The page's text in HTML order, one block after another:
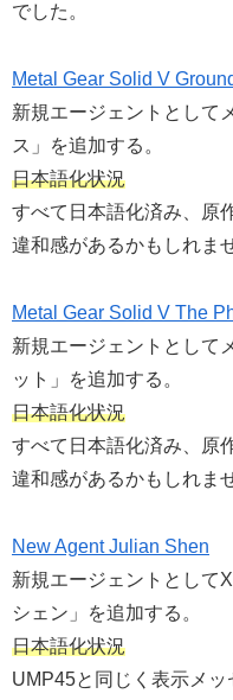
でした。
Metal Gear Solid V
新規エージェントとして
ス」を追加する。
日本語化状況
すべて日本語化済み、原
違和感があるかもしれま
Metal Gear Solid V The
新規エージェントとして
ット」を追加する。
日本語化状況
すべて日本語化済み、原
違和感があるかもしれま
New Agent Julian Shen
新規エージェントとして
シェン」を追加する。
日本語化状況
UMP45と同じく表示メ